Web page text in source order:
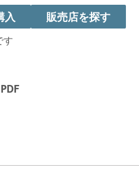
入
す
販売店を探す